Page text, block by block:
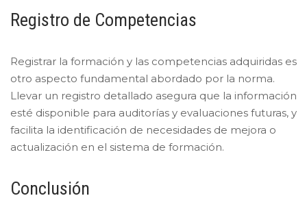
Registro de Competencias
Registrar la formación y las competencias adquiridas es
otro aspecto fundamental abordado por la norma.
Llevar un registro detallado asegura que la información
esté disponible para auditorías y evaluaciones futuras, y
facilita la identificación de necesidades de mejora o
actualización en el sistema de formación.
Conclusión